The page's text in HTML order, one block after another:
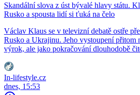
Skandální slova z úst bývalé hlavy státu.
Rusko a spousta lidí si ťuká na čelo
Václav Klaus se v televizní debatě ostře
Rusko a Ukrajinu. Jeho vystoupení přitom
výrok, ale jako pokračování dlouhodobě
In-lifestyle.cz
dnes, 15:53